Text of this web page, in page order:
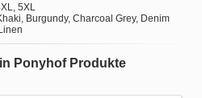
5XL
Burgundy, Charcoal Grey, Denim
Ponyhof Produkte